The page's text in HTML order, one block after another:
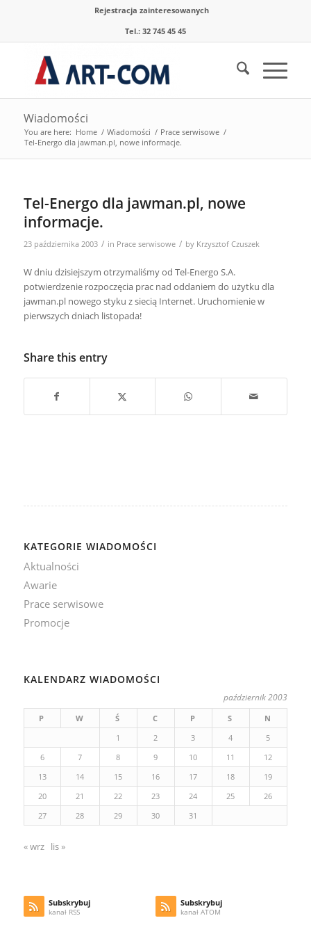
Rejestracja zainteresowanych
Tel.: 32 745 45 45
Wiadomości
You are here: Home / Wiadomości / Prace serwisowe /
Tel-Energo dla jawman.pl, nowe informacje.
Tel-Energo dla jawman.pl, nowe
informacje.
23 października 2003 / in Prace serwisowe / by Krzysztof Czuszek
W dniu dzisiejszym otrzymaliśmy od Tel-Energo S.A.
potwierdzenie rozpoczęcia prac nad oddaniem do użytku dla
jawman.pl nowego styku z siecią Internet. Uruchomienie w
pierwszych dniach listopada!
Share this entry
KATEGORIE WIADOMOŚCI
Aktualności
Awarie
Prace serwisowe
Promocje
KALENDARZ WIADOMOŚCI
październik 2003
P W Ś C P S
N
1
2 3 4
5
6
7 8 9 10 11
12
13
14 15 16 17 18
19
20
21 22 23 24 25
26
27
28 29 30 31
« wrz lis »
Subskrybuj
kanał RSS
Subskrybuj
kanał ATOM